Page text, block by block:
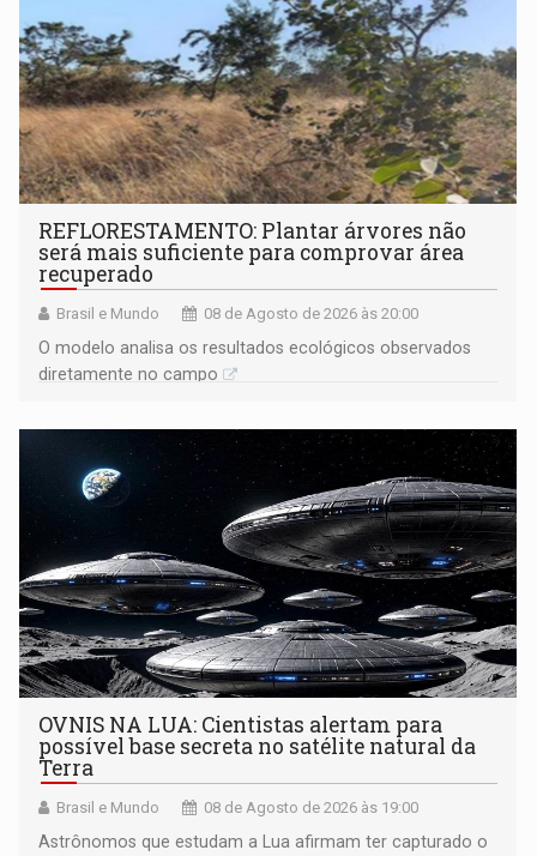
REFLORESTAMENTO: Plantar árvores não
será mais suficiente para comprovar área
recuperado
Brasil e Mundo 08 de Agosto de 2026 às 20:00
O modelo analisa os resultados ecológicos observados
diretamente no campo
OVNIS NA LUA: Cientistas alertam para
possível base secreta no satélite natural da
Terra
Brasil e Mundo 08 de Agosto de 2026 às 19:00
Astrônomos que estudam a Lua afirmam ter capturado o